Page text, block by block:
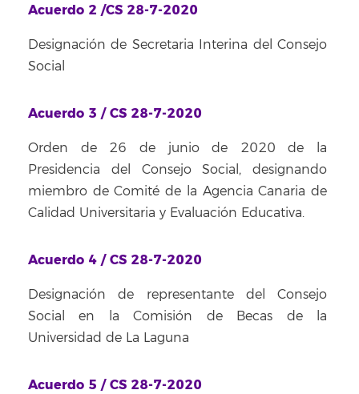
Acuerdo 2 /CS 28-7-2020
Designación de Secretaria Interina del Consejo
Social
Acuerdo 3 / CS 28-7-2020
Orden de 26 de junio de 2020 de la
Presidencia del Consejo Social, designando
miembro de Comité de la Agencia Canaria de
Calidad Universitaria y Evaluación Educativa.
Acuerdo 4 / CS 28-7-2020
Designación de representante del Consejo
Social en la Comisión de Becas de la
Universidad de La Laguna
Acuerdo 5 / CS 28-7-2020